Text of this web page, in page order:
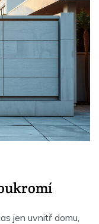
jen uvnitř domu,